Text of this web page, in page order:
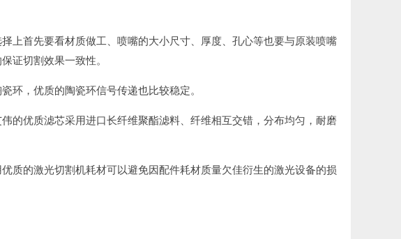
上首先要看材质做工、喷嘴的大小尺寸、厚度、孔心等也要与原装喷嘴
证切割效果一致性。
环，优质的陶瓷环信号传递也比较稳定。
的优质滤芯采用进口长纤维聚酯滤料、纤维相互交错，分布均匀，耐磨
质的激光切割机耗材可以避免因配件耗材质量欠佳衍生的激光设备的损